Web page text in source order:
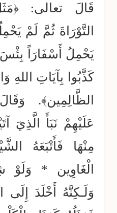
قَالَ تعالى:
التَّوْرَاةَ ثُمَّ لَمْ
يَحْمِلُ أَسْفَارَاً بِئْسَ
كَذَّبُوا بِآيَاتِ اللهِ
الظَّالِمِين﴾.
عَلَيْهِمْ نَبَأَ الَّذِيَ
مِنْهَا فَأَتْبَعَهُ
الْغَاوِين * وَلَوْ
وَلَـكِنَّهُ أَخْلَدَ إِلَى